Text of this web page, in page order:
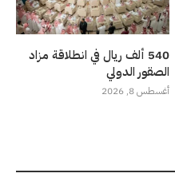
540 ألف ريال في انطلاقة مزاد
الصقور الدولي
أغسطس 8, 2026